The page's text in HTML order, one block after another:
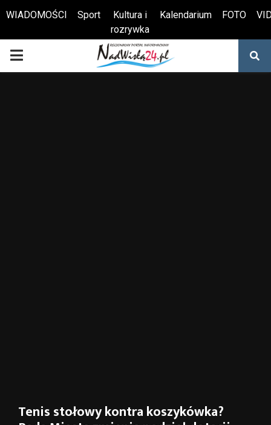
Otwórz pasek narzędzi
WIADOMOŚCI Sport
Kultura i
rozrywka
Kalendarium FOTO
PRIMARY
Tenis stołowy kontra koszykówka?